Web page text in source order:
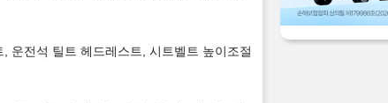
운전석 틸트 헤드레스트, 시트벨트 높이조절